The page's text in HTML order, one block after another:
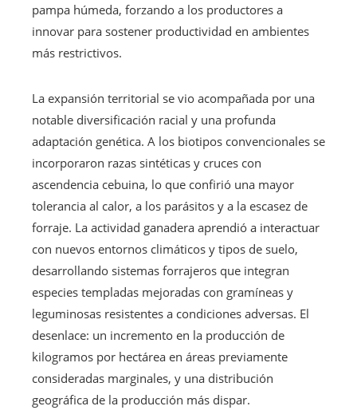
pampa húmeda, forzando a los productores a
innovar para sostener productividad en ambientes
más restrictivos.
La expansión territorial se vio acompañada por una
notable diversificación racial y una profunda
adaptación genética. A los biotipos convencionales se
incorporaron razas sintéticas y cruces con
ascendencia cebuina, lo que confirió una mayor
tolerancia al calor, a los parásitos y a la escasez de
forraje. La actividad ganadera aprendió a interactuar
con nuevos entornos climáticos y tipos de suelo,
desarrollando sistemas forrajeros que integran
especies templadas mejoradas con gramíneas y
leguminosas resistentes a condiciones adversas. El
desenlace: un incremento en la producción de
kilogramos por hectárea en áreas previamente
consideradas marginales, y una distribución
geográfica de la producción más dispar.